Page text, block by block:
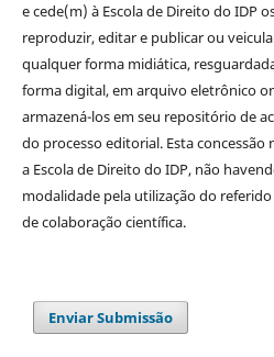
e cede(m) à Escola de Direito do IDP
reproduzir, editar e publicar ou
qualquer forma midiática,
forma digital, em arquivo eletrônico
armazená-los em seu repositório de
do processo editorial. Esta
a Escola de Direito do IDP, não
modalidade pela utilização do
de colaboração científica.
Enviar Submissão